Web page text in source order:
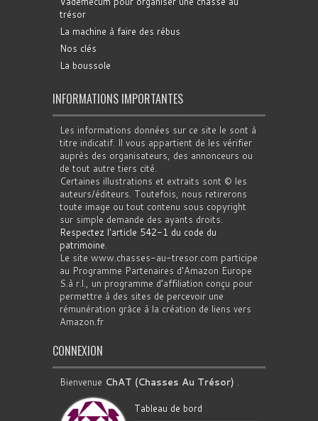
trésor
La machine à faire des rébus
Nos clés
La boussole
INFORMATIONS IMPORTANTES
Les informations données sur ce site le sont à
titre indicatif. Il vous appartient de les vérifier
auprès des organisateurs, des annonceurs ou
de tout autre tiers cité.
Certaines illustrations et extraits sont © les
auteurs/éditeurs. Toutefois, nous retirerons
toute image ou tout contenu sous copyright
sur simple demande des ayants droits.
Respectez l'article 542-1 du code du
patrimoine
Le site www.chasses-au-tresor.com participe
au Programme Partenaires d’Amazon Europe
S.à r.l., un programme d’affiliation conçu pour
permettre à des sites de percevoir une
rémunération grâce à la création de liens vers
Amazon.fr
CONNEXION
Bienvenue ChAT (Chasses Au Trésor)
Tableau de bord